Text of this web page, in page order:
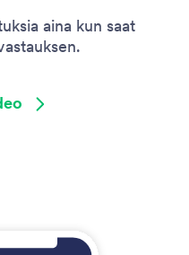
aina kun saat